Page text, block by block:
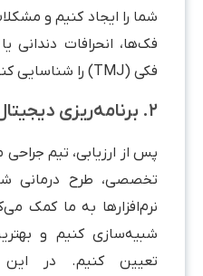
را ایجاد کنیم و مشکلات
انحرافات دندانی یا
از ارزیابی، تیم جراحی ما با
طرح درمانی شما را
به ما کمک می‌کنند
کنیم و بهترین
کنیم. در این